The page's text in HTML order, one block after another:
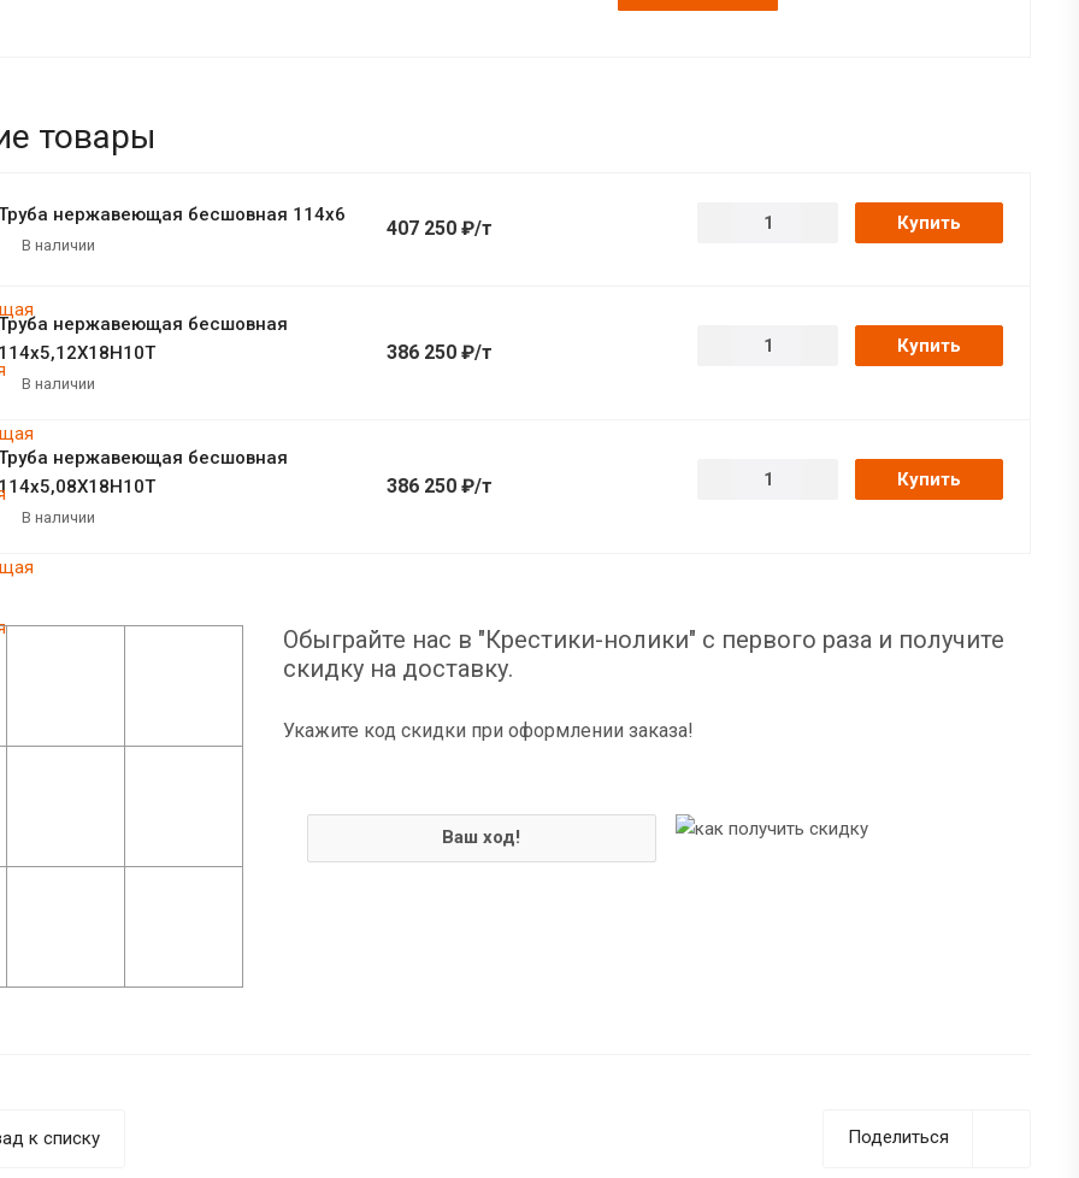
товары
нержавеющая бесшовная 114х6
В наличии
407 250 ₽/т Купить
нержавеющая бесшовная
В наличии
386 250 ₽/т Купить
нержавеющая бесшовная
В наличии
386 250 ₽/т Купить
Обыграйте нас в "Крестики-нолики" с первого раза и получите
скидку на доставку.
Укажите код скидки при оформлении заказа!
Ваш ход!
Поделиться
к списку